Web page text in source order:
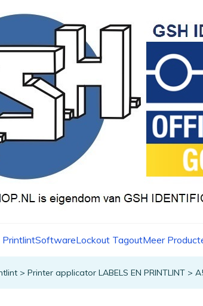
PrintlintSoftwareLockout TagoutMeer
> Printer applicator LABELS EN PRINTLINT >